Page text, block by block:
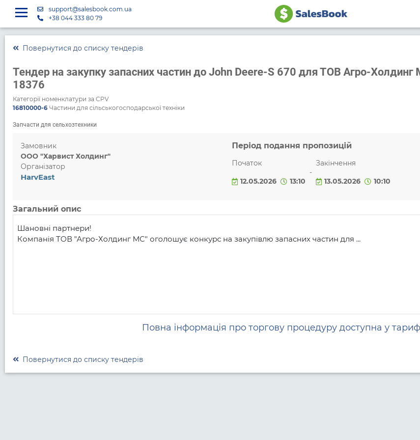
support@salesbook.com.ua
+38 044 333 80 79
Повернутися до списку тендерів
Тендер на закупку запасних частин до John Deere-S 670 для ТОВ Агро-
18376
Категорії номенклатури за CPV
16810000-6 Частини для сільськогосподарської техніки
Запчасти для сельхозтехники
Замовник
ООО "Харвист Холдинг"
Організатор
HarvEast
Період подання пропозицій
Початок
12.05.2026 13:10
-
Закінчення
13.05.2026 10:10
Загальний опис
Шановні партнери!
Компанія ТОВ "Агро-Холдинг МС" оголошує конкурс на закупівлю запасних частин для ...
Повна інформація про торгову процедуру доступна у
Повернутися до списку тендерів